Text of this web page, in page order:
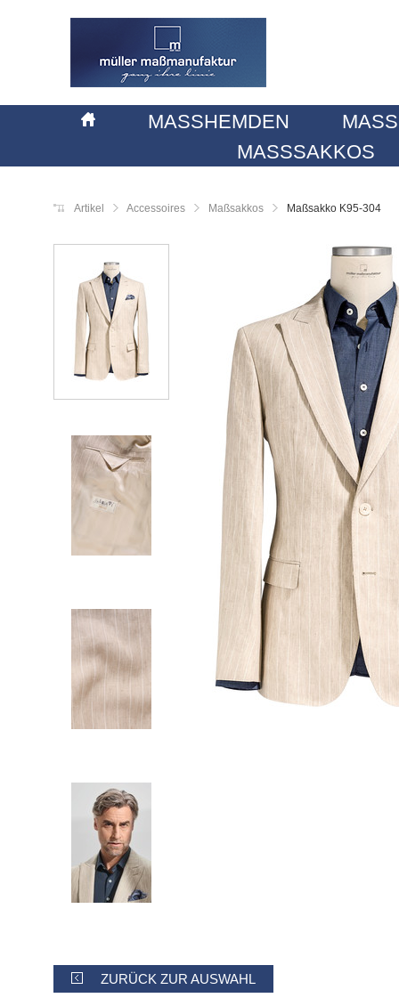
MASSHEMDEN
MASSSAKKOS
Artikel Accessoires Maßsakkos Maßsakko K95-304
ZURÜCK ZUR AUSWAHL